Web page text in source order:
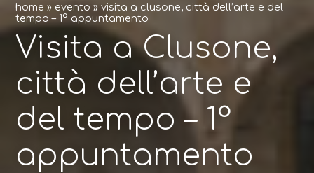
home » evento »visita a clusone, città dell’arte e del
tempo – 1° appuntamento
Visita a Clusone,
città dell’arte e
del tempo – 1°
appuntamento